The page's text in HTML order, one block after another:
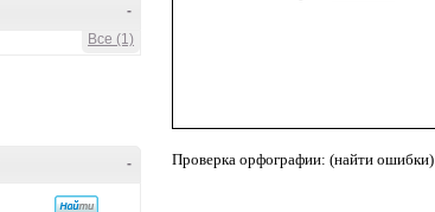
-
Все (1)
- Проверка орфографии: (найти ошибки)